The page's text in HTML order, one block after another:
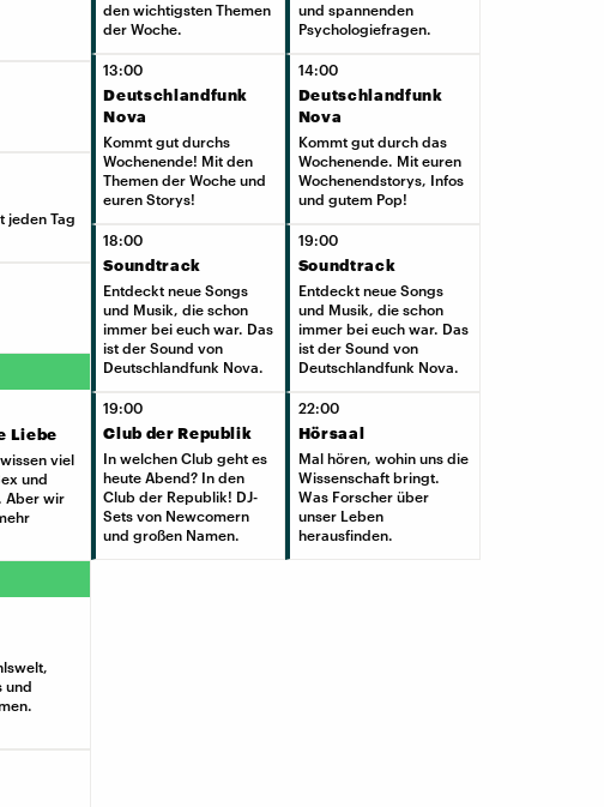
jeden Tag
Liebe
viel
und
Aber wir
und
den wichtigsten Themen
der Woche.
13:00
Deutschlandfunk
Nova
Kommt gut durchs
Wochenende! Mit den
Themen der Woche und
euren Storys!
18:00
Soundtrack
Entdeckt neue Songs
und Musik, die schon
immer bei euch war. Das
ist der Sound von
Deutschlandfunk Nova.
19:00
Club der Republik
In welchen Club geht es
heute Abend? In den
Club der Republik! DJ-
Sets von Newcomern
und großen Namen.
und spannenden
Psychologiefragen.
14:00
Deutschlandfunk
Nova
Kommt gut durch das
Wochenende. Mit euren
Wochenendstorys, Infos
und gutem Pop!
19:00
Soundtrack
Entdeckt neue Songs
und Musik, die schon
immer bei euch war. Das
ist der Sound von
Deutschlandfunk Nova.
22:00
Hörsaal
Mal hören, wohin uns die
Wissenschaft bringt.
Was Forscher über
unser Leben
herausfinden.